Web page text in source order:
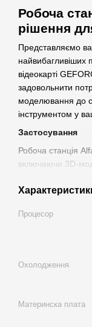
Робоча
рішення
Представляємо
найвибагливіших
відеокарті
задовольнити
моделювання до
інструментом у
Застосування
Робоча станція
включаючи 3D-
станції.
3D-
потоками, а
для програм,
особливо
ефективнішою
накопичувачам
DaVinci Resolve
Процесор
Охолодження
Материнска плата